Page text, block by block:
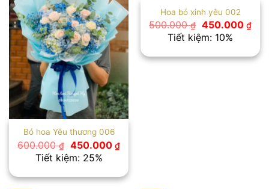
Bó hoa Yêu thương 006
600.000₫ Giá
gốc
là:
450.000 ₫Giá
hiện
là:
450.000 ₫.
Tiết kiệm: 25%
Hoa bó xinh yêu 002
500.000₫ Giá
gốc
là:
450.000 ₫Giá
hiện
là:
Tiết kiệm: 10%